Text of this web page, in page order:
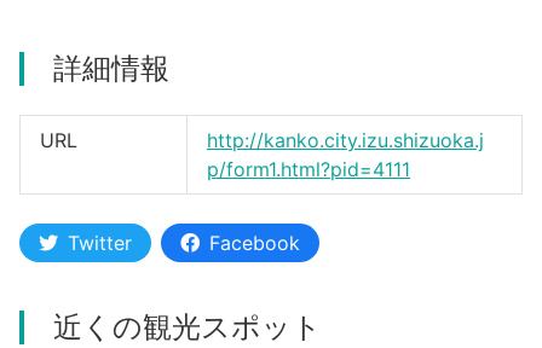
詳細情報
URL
http://kanko.city.izu.shizuoka.j
p/form1.html?pid=4111
Twitter Facebook
近くの観光スポット